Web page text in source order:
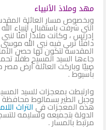
مهد وملاذ الأنبياء
وبخصوص مسار العائلة
التي شرفت باستقبال أنبياء
إدريس ، وكانت ملاذًا أمنًا
دافئًا تربى فيه نبي الله
جاءها السيد المسيح طفلًا
صبيًا وباركت العائلة أرض مصر
بأسيوط .
وارتبطت بمعجزات للسيد
وجبل الطير بسمالوط محافظة
هذه المعجزات فيالتراث
الدولة بتجميعه وتسليمه
مرتبط بالمسار .